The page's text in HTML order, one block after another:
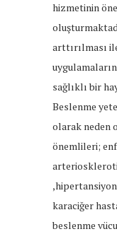
hizmetinin
arttırılması
sağlıklı bir
Beslenme
olarak neden
önemlileri;
karaciğer
beslenme